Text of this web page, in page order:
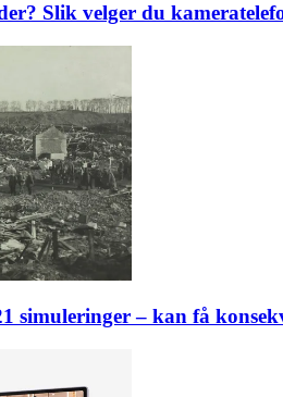
Slik velger du
simuleringer – kan få